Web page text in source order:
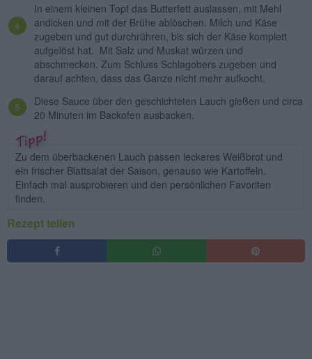
In einem kleinen Topf das Butterfett auslassen, mit Mehl
andicken und mit der Brühe ablöschen. Milch und Käse
zugeben und gut durchrühren, bis sich der Käse komplett
aufgelöst hat. Mit Salz und Muskat würzen und
abschmecken. Zum Schluss Schlagobers zugeben und
darauf achten, dass das Ganze nicht mehr aufkocht.
Diese Sauce über den geschichteten Lauch gießen und circa
20 Minuten im Backofen ausbacken.
Zu dem überbackenen Lauch passen leckeres Weißbrot und
ein frischer Blattsalat der Saison, genauso wie Kartoffeln.
Einfach mal ausprobieren und den persönlichen Favoriten
finden.
Rezept teilen